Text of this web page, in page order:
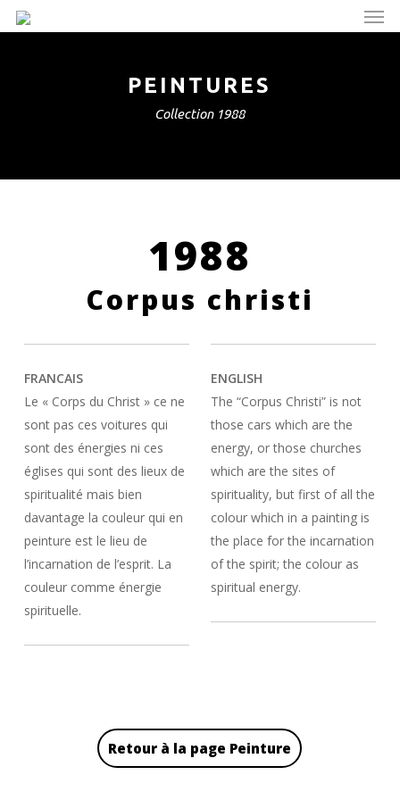
Skip
to
PEINTURES
Collection 1988
1988
Corpus christi
FRANCAIS
Le « Corps du Christ » ce ne
sont pas ces voitures qui
sont des énergies ni ces
églises qui sont des lieux de
spiritualité mais bien
davantage la couleur qui en
peinture est le lieu de
l’incarnation de l’esprit. La
couleur comme énergie
spirituelle.
ENGLISH
The “Corpus Christi” is not
those cars which are the
energy, or those churches
which are the sites of
spirituality, but first of all the
colour which in a painting is
the place for the incarnation
of the spirit; the colour as
spiritual energy.
Retour à la page Peinture